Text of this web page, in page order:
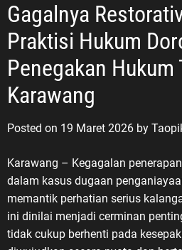
Gagalnya
Praktisi Hukum
Penegakan Hukum
Karawang
Posted on 19 Maret 2026 by
Karawang – Kegagalan
dalam kasus dugaan
memantik perhatian serius
ini dinilai menjadi cerminan
tidak cukup berhenti pada